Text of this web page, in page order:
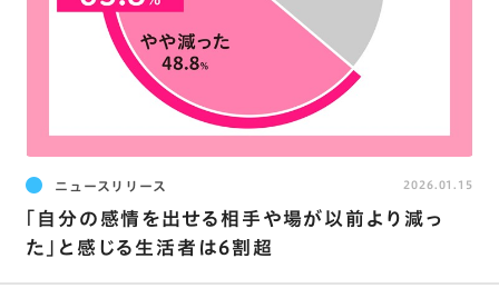
ニュースリリース
｢自分の感情を出せる相手や場が以前より減っ
た｣と感じる生活者は6割超
2026.01.15